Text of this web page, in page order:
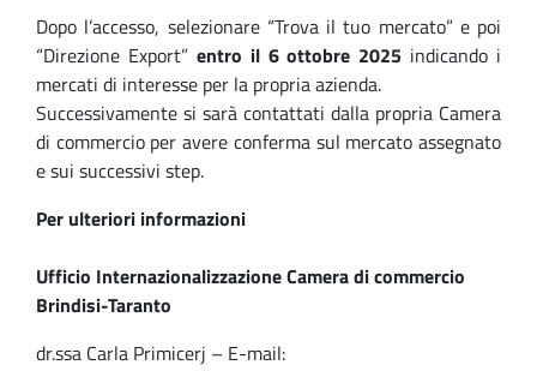
Dopo l’accesso, selezionare “Trova il tuo mercato” e poi
“Direzione Export” entro il 6 ottobre 2025 indicando i
mercati di interesse per la propria azienda.
Successivamente si sarà contattati dalla propria Camera
di commercio per avere conferma sul mercato assegnato
e sui successivi step.
Per ulteriori informazioni
Ufficio Internazionalizzazione Camera di commercio
Brindisi-Taranto
dr.ssa Carla Primicerj – E-mail: